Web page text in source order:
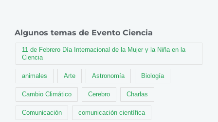
Algunos temas de Evento Ciencia
11 de Febrero Día Internacional de la Mujer y la Niña en la
Ciencia
animales Arte Astronomía Biología
Cambio Climático Cerebro Charlas
Comunicación comunicación científica